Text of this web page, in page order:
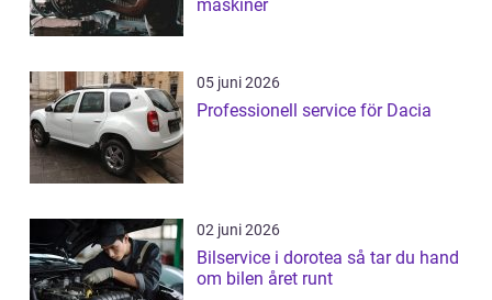
maskiner
05 juni 2026
Professionell service för Dacia
02 juni 2026
Bilservice i dorotea så tar du hand
om bilen året runt